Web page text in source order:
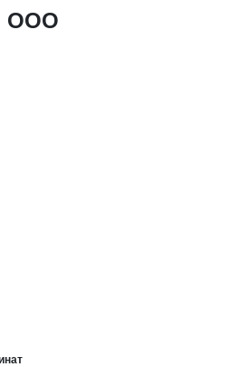
о компании
ООО